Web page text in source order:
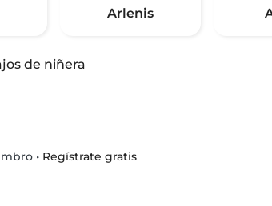
Arlenis
de niñera
• Regístrate gratis